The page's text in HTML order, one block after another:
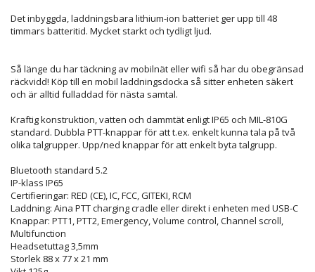
Det inbyggda, laddningsbara lithium-ion batteriet ger upp till 48
timmars batteritid. Mycket starkt och tydligt ljud.
Så länge du har täckning av mobilnät eller wifi så har du obegränsad
räckvidd! Köp till en mobil laddningsdocka så sitter enheten säkert
och är alltid fulladdad för nästa samtal.
Kraftig konstruktion, vatten och dammtät enligt IP65 och MIL-810G
standard. Dubbla PTT-knappar för att t.ex. enkelt kunna tala på två
olika talgrupper. Upp/ned knappar för att enkelt byta talgrupp.
Bluetooth standard 5.2
IP-klass IP65
Certifieringar: RED (CE), IC, FCC, GITEKI, RCM
Laddning: Aina PTT charging cradle eller direkt i enheten med USB-C
Knappar: PTT1, PTT2, Emergency, Volume control, Channel scroll,
Multifunction
Headsetuttag 3,5mm
Storlek 88 x 77 x 21 mm